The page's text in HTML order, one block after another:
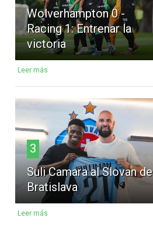
Wolverhampton 0 -
Racing 1: Entrenar la
victoria
Leer más
3
Suli Camara al Slovan de
Bratislava
Leer más